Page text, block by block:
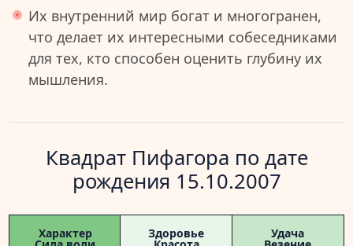
Их внутренний мир богат и многогранен,
что делает их интересными собеседниками
для тех, кто способен оценить глубину их
мышления.
Квадрат Пифагора по дате
рождения 15.10.2007
Характер Здоровье Удача